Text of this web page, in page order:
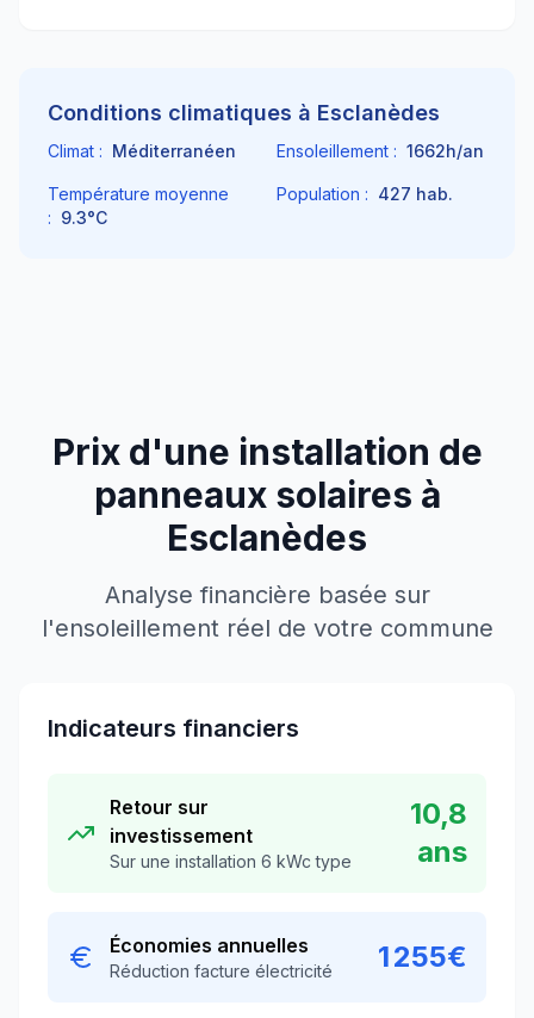
Conditions climatiques à Esclanèdes
Climat : Méditerranéen Ensoleillement : 1662h/an
Température moyenne
: 9.3°C
Population : 427 hab.
Prix d'une installation de
panneaux solaires à
Esclanèdes
Analyse financière basée sur
l'ensoleillement réel de votre commune
Indicateurs financiers
Retour sur
investissement
Sur une installation 6 kWc type
10,8
ans
Économies annuelles
Réduction facture électricité 1 255€